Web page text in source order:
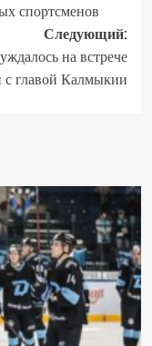
спортсменов
Следующий:
на встрече
главой Калмыкии